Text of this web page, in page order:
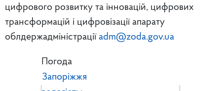
цифрового розвитку та інновацій, цифрових
трансформацій і цифровізації апарату
облдержадміністрації adm@zoda.gov.ua
Погода
Запоріжжя